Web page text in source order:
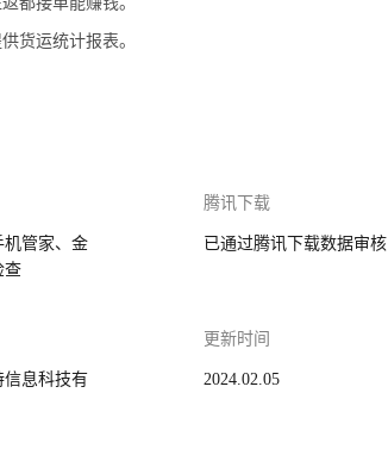
货运统计报表。
机管家、金
查
腾讯下载
已通过腾讯下载数据审核
信息科技有
更新时间
2024.02.05